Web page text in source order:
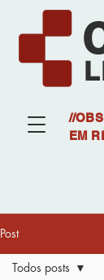
//
EM
Post
Todos posts